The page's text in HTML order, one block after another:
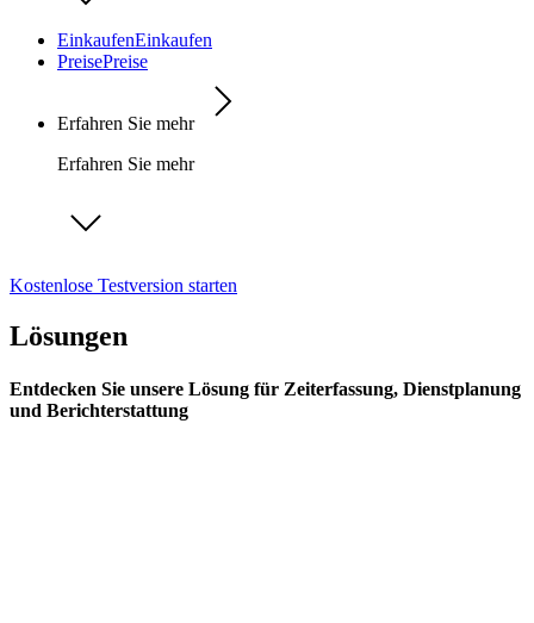
EinkaufenEinkaufen
PreisePreise
Erfahren Sie mehr
Erfahren Sie mehr
Kostenlose Testversion starten
Lösungen
Entdecken Sie unsere Lösung für Zeiterfassung, Dienstplanung
und Berichterstattung